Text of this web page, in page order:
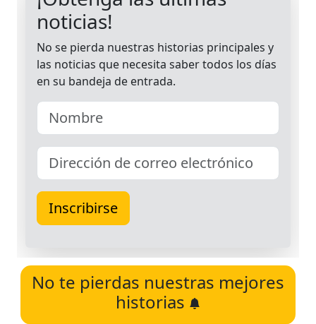
No te pierdas nuestras mejores
historias